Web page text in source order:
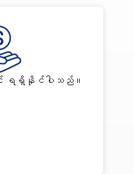
င်း ရရှိနိုင်ပါသည်။